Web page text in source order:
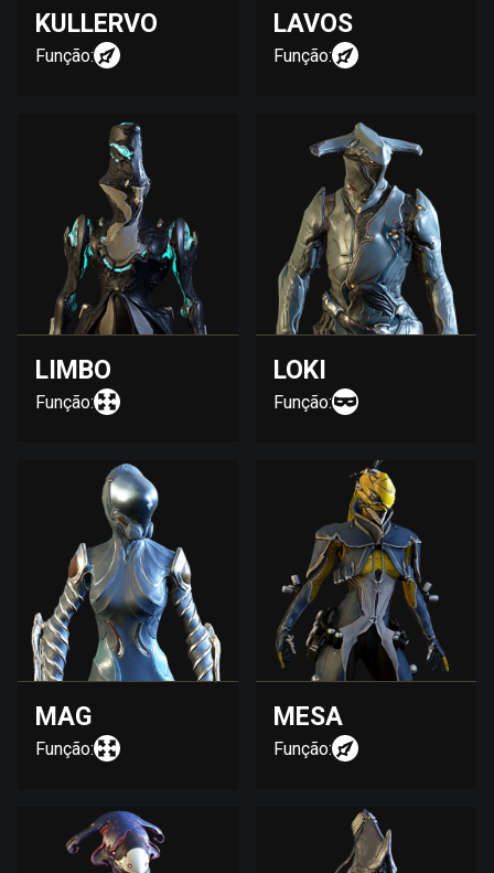
KULLERVO
Função:
LAVOS
Função:
LIMBO
Função:
LOKI
Função:
MAG
Função:
MESA
Função: